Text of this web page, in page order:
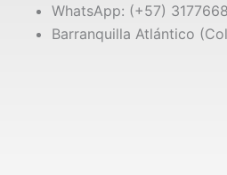
WhatsApp: (+57)
Barranquilla Atlántico